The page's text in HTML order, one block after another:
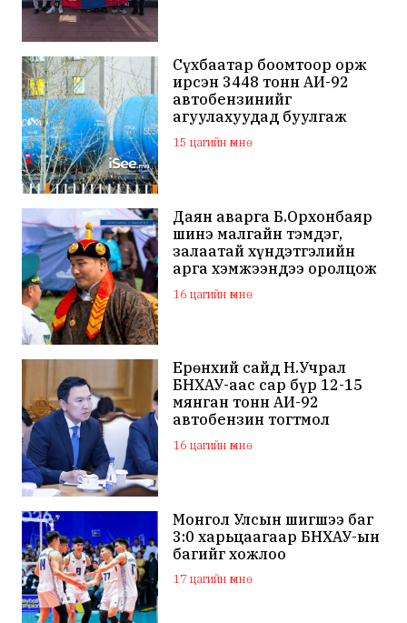
Сүхбаатар боомтоор орж
ирсэн 3448 тонн АИ-92
автобензинийг
агуулахуудад буулгаж
байна
15 цагийн өмнө
Даян аварга Б.Орхонбаяр
шинэ малгайн тэмдэг,
залаатай хүндэтгэлийн
арга хэмжээндээ оролцож
байна
16 цагийн өмнө
Ерөнхий сайд Н.Учрал
БНХАУ-аас сар бүр 12-15
мянган тонн АИ-92
автобензин тогтмол
нийлүүлэх хүсэлт тавилаа
16 цагийн өмнө
Монгол Улсын шигшээ баг
3:0 харьцаагаар БНХАУ-ын
багийг хожлоо
17 цагийн өмнө